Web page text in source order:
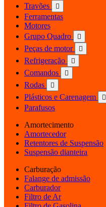
Travões

Ferramentas
Motores
Grupo Quadro

Peças de motor 
Refrigeração 
Comandos 
Rodas 
Plásticos e Carenagem 
Parafusos
Amortecimento
Amortecedor
Retentores de Suspensão
Suspensão dianteira
Carburação
Falange de admissão
Carburador
Filtro de Ar